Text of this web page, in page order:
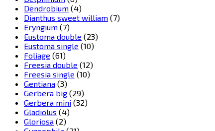
Dendrobium (4)
Dianthus sweet william (7)
Eryngium (7)
Eustoma double (23)
Eustoma single (10)
Foliage (61)
Freesia double (12)
Freesia single (10)
Gentiana (3)
Gerbera big (29)
Gerbera mini (32)
Gladiolus (4)
Gloriosa (2)